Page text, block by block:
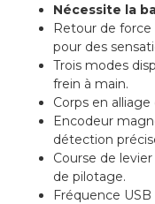
Nécessite la
Retour de
pour des
Trois modes
frein à main.
Corps en
Encodeur
détection
Course de
de pilotage.
Fréquence